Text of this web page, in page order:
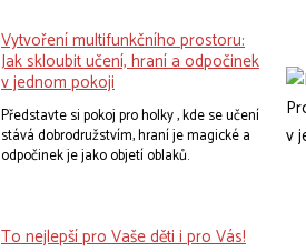
přináší do domova kus hravosti, bezpečí,
útulnosti a moderního designu.
Vytvoření multifunkčního prostoru:
Jak skloubit učení, hraní a odpočinek
v jednom pokoji
Představte si pokoj pro holky , kde se učení
stává dobrodružstvím, hraní je magické a
odpočinek je jako objetí oblaků.
To nejlepší pro Vaše děti i pro Vás!